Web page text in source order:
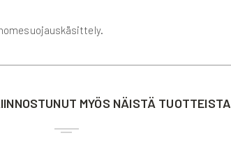
MYÖS NÄISTÄ TUOTTEISTA